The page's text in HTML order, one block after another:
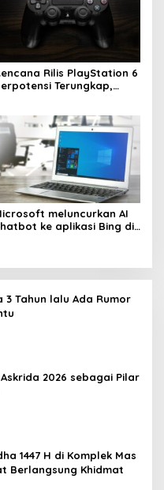
Rilis PlayStation 6
Terungkap,
meluncurkan AI
ke aplikasi Bing di
3 Tahun lalu Ada Rumor
2026 sebagai Pilar
Berlangsung Khidmat